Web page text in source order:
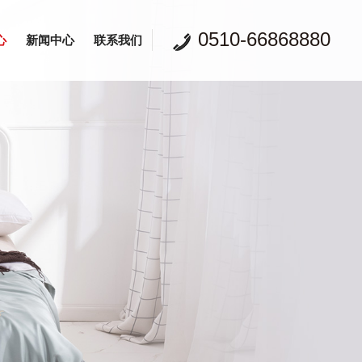
0510-66868880
新闻中心 联系我们